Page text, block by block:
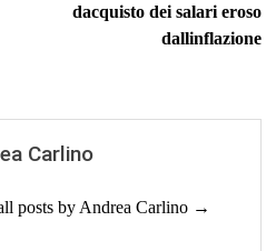
dacquisto dei salari eroso
dallinflazione
Carlino
posts by Andrea Carlino →